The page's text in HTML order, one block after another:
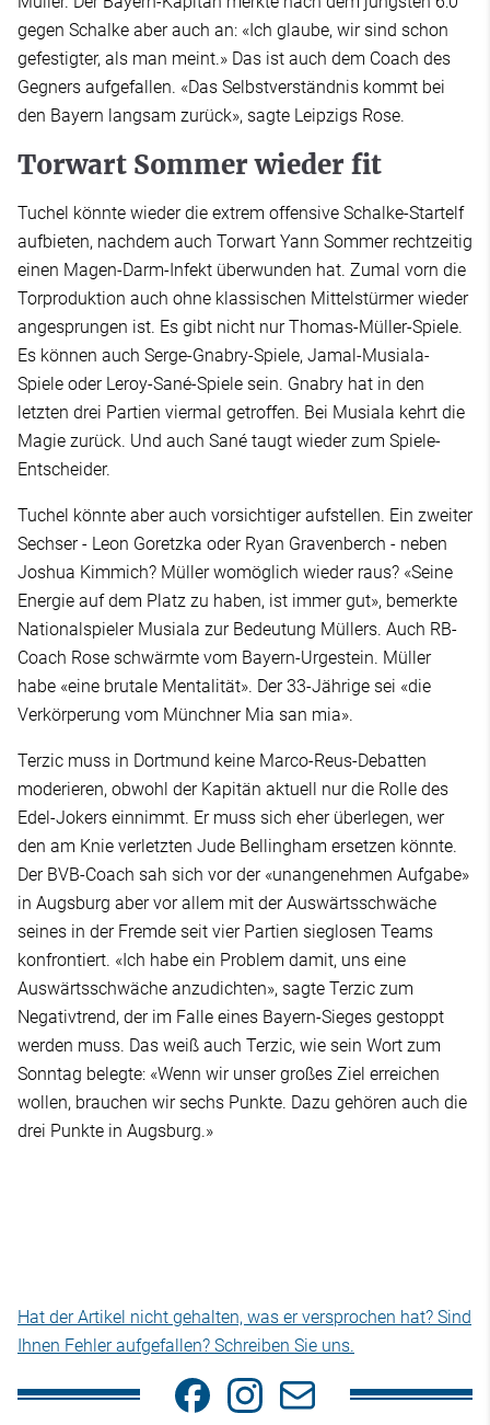
gegen Schalke aber auch an: «Ich glaube, wir sind schon
gefestigter, als man meint.» Das ist auch dem Coach des
Gegners aufgefallen. «Das Selbstverständnis kommt bei
den Bayern langsam zurück», sagte Leipzigs Rose.
Torwart Sommer wieder fit
Tuchel könnte wieder die extrem offensive Schalke-Startelf
aufbieten, nachdem auch Torwart Yann Sommer rechtzeitig
einen Magen-Darm-Infekt überwunden hat. Zumal vorn die
Torproduktion auch ohne klassischen Mittelstürmer wieder
angesprungen ist. Es gibt nicht nur Thomas-Müller-Spiele.
Es können auch Serge-Gnabry-Spiele, Jamal-Musiala-
Spiele oder Leroy-Sané-Spiele sein. Gnabry hat in den
letzten drei Partien viermal getroffen. Bei Musiala kehrt die
Magie zurück. Und auch Sané taugt wieder zum Spiele-
Entscheider.
Tuchel könnte aber auch vorsichtiger aufstellen. Ein zweiter
Sechser - Leon Goretzka oder Ryan Gravenberch - neben
Joshua Kimmich? Müller womöglich wieder raus? «Seine
Energie auf dem Platz zu haben, ist immer gut», bemerkte
Nationalspieler Musiala zur Bedeutung Müllers. Auch RB-
Coach Rose schwärmte vom Bayern-Urgestein. Müller
habe «eine brutale Mentalität». Der 33-Jährige sei «die
Verkörperung vom Münchner Mia san mia».
Terzic muss in Dortmund keine Marco-Reus-Debatten
moderieren, obwohl der Kapitän aktuell nur die Rolle des
Edel-Jokers einnimmt. Er muss sich eher überlegen, wer
den am Knie verletzten Jude Bellingham ersetzen könnte.
Der BVB-Coach sah sich vor der «unangenehmen Aufgabe»
in Augsburg aber vor allem mit der Auswärtsschwäche
seines in der Fremde seit vier Partien sieglosen Teams
konfrontiert. «Ich habe ein Problem damit, uns eine
Auswärtsschwäche anzudichten», sagte Terzic zum
Negativtrend, der im Falle eines Bayern-Sieges gestoppt
werden muss. Das weiß auch Terzic, wie sein Wort zum
Sonntag belegte: «Wenn wir unser großes Ziel erreichen
wollen, brauchen wir sechs Punkte. Dazu gehören auch die
drei Punkte in Augsburg.»
Hat der Artikel nicht gehalten, was er versprochen hat? Sind
Ihnen Fehler aufgefallen? Schreiben Sie uns.